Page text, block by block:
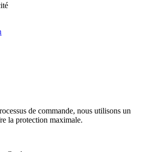
de commande, nous utilisons un
la protection maximale.